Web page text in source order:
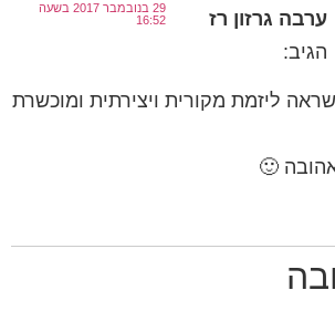
ערבה גרזון רז
הגיב:
29 בנובמבר 2017 בשעה
16:52
ליזמת מקורית ויצירתית ומוכשרת
🙂